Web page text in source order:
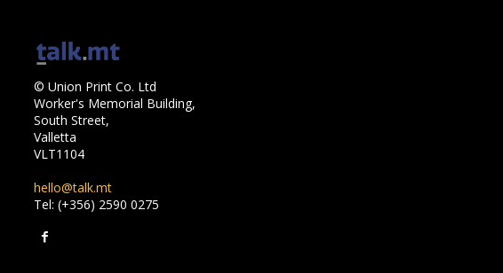
© Union Print Co. Ltd
Worker's Memorial Building,
South Street,
Valletta
VLT1104
hello@talk.mt
Tel: (+356) 2590 0275